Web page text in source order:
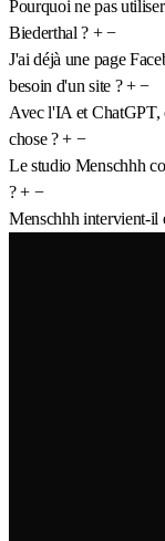
Pourquoi ne pas
Biederthal ? + −
J'ai déjà une page
besoin d'un site ? + −
Avec l'IA et ChatGPT,
chose ? + −
Le studio Menschhh
? + −
Menschhh intervient-il